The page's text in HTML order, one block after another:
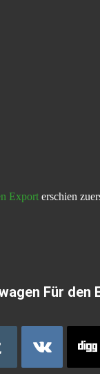
Export erschien
Für den